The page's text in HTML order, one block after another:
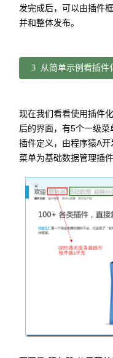
发完成后，可以由插件
并和整体发布。
3 从简单示例看插件
现在我们看看使用插件
后的界面，有5个一级菜
插件定义，由程序猿A开
菜单为基础数据管理插